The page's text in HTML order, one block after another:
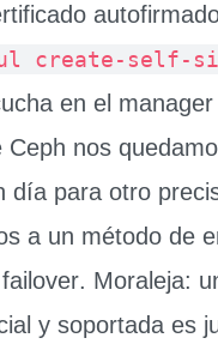
create-self-
en el
Ceph nos
día para otro
a un método de
. Moraleja:
y soportada es